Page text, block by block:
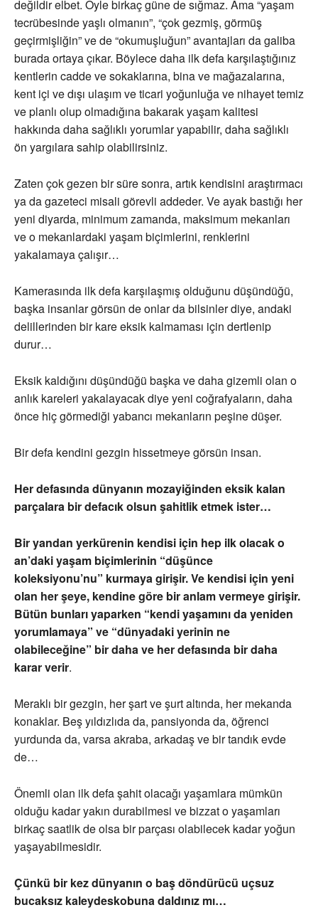
değildir elbet. Öyle birkaç güne de sığmaz. Ama “yaşam
tecrübesinde yaşlı olmanın”, “çok gezmiş, görmüş
geçirmişliğin” ve de “okumuşluğun” avantajları da galiba
burada ortaya çıkar. Böylece daha ilk defa karşılaştığınız
kentlerin cadde ve sokaklarına, bina ve mağazalarına,
kent içi ve dışı ulaşım ve ticari yoğunluğa ve nihayet temiz
ve planlı olup olmadığına bakarak yaşam kalitesi
hakkında daha sağlıklı yorumlar yapabilir, daha sağlıklı
ön yargılara sahip olabilirsiniz.
Zaten çok gezen bir süre sonra, artık kendisini araştırmacı
ya da gazeteci misali görevli addeder. Ve ayak bastığı her
yeni diyarda, minimum zamanda, maksimum mekanları
ve o mekanlardaki yaşam biçimlerini, renklerini
yakalamaya çalışır…
Kamerasında ilk defa karşılaşmış olduğunu düşündüğü,
başka insanlar görsün de onlar da bilsinler diye, andaki
delillerinden bir kare eksik kalmaması için dertlenip
durur…
Eksik kaldığını düşündüğü başka ve daha gizemli olan o
anlık kareleri yakalayacak diye yeni coğrafyaların, daha
önce hiç görmediği yabancı mekanların peşine düşer.
Bir defa kendini gezgin hissetmeye görsün insan.
Her defasında dünyanın mozayiğinden eksik kalan
parçalara bir defacık olsun şahitlik etmek ister…
Bir yandan yerkürenin kendisi için hep ilk olacak o
an’daki yaşam biçimlerinin “düşünce
koleksiyonu’nu” kurmaya girişir. Ve kendisi için yeni
olan her şeye, kendine göre bir anlam vermeye girişir.
Bütün bunları yaparken “kendi yaşamını da yeniden
yorumlamaya” ve “dünyadaki yerinin ne
olabileceğine” bir daha ve her defasında bir daha
karar verir.
Meraklı bir gezgin, her şart ve şurt altında, her mekanda
konaklar. Beş yıldızlıda da, pansiyonda da, öğrenci
yurdunda da, varsa akraba, arkadaş ve bir tandık evde
de…
Önemli olan ilk defa şahit olacağı yaşamlara mümkün
olduğu kadar yakın durabilmesi ve bizzat o yaşamları
birkaç saatlik de olsa bir parçası olabilecek kadar yoğun
yaşayabilmesidir.
Çünkü bir kez dünyanın o baş döndürücü uçsuz
bucaksız kaleydeskobuna daldınız mı…